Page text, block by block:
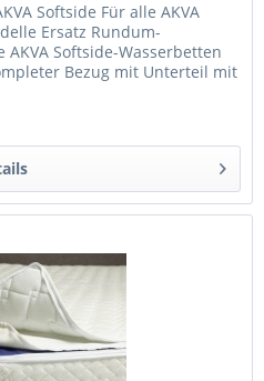
Softside Für alle AKVA
Ersatz Rundum-
Softside-Wasserbetten
Bezug mit Unterteil mit